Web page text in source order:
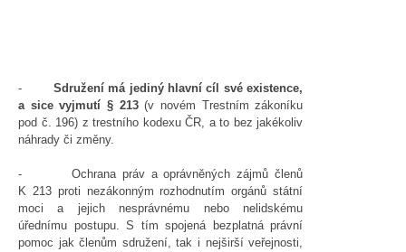
- Sdružení má jediný hlavní cíl své existence,
a sice vyjmutí § 213(v novém Trestním zákoníku
pod č. 196) z trestního kodexu ČR, a to bez jakékoliv
náhrady či změny.
- Ochrana práv a oprávněných zájmů členů
K 213 proti nezákonným rozhodnutím orgánů státní
moci a jejich nesprávnému nebo nelidskému
úřednímu postupu. S tím spojená bezplatná právní
pomoc jak členům sdružení, tak i nejširší veřejnosti,